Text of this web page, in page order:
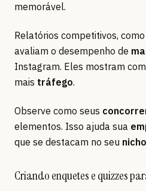
memorável.
Relatórios competitivos,
avaliam o desempenho de
Instagram. Eles mostram
mais tráfego.
Observe como seus
elementos. Isso ajuda sua
que se destacam no seu nicho
Criando enquetes e quizzes